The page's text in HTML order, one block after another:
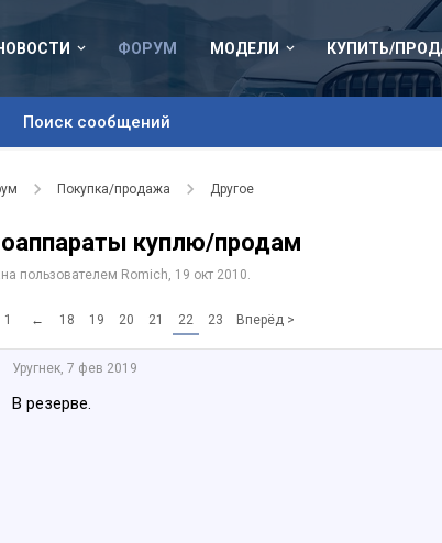
ФОРУМ
Поиск сообщений
МОДЕЛИ КУПИТЬ/
Покупка/продажа Другое
куплю/продам
пользователем Romich, 19 окт 2010.
1 ← 18 19 20 21 22 23 Вперёд >
Уругнек, 7 фев 2019
В резерве.